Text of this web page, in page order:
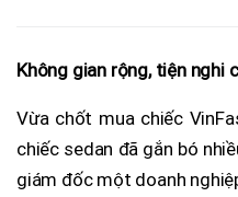
Không gian rộng, tiện nghi
Vừa chốt mua chiếc
chiếc sedan đã gắn bó
giám đốc một doanh